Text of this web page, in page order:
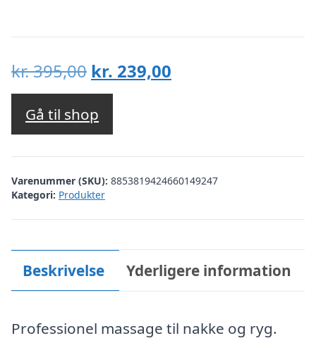
kr.395,00 Den
oprindelige
pris
var:
kr. 395,00.
kr. 239,00
kr. 239,00.
Gå til shop
Varenummer (SKU): 8853819424660149247
Kategori: Produkter
Beskrivelse Yderligere information
Professionel massage til nakke og ryg.